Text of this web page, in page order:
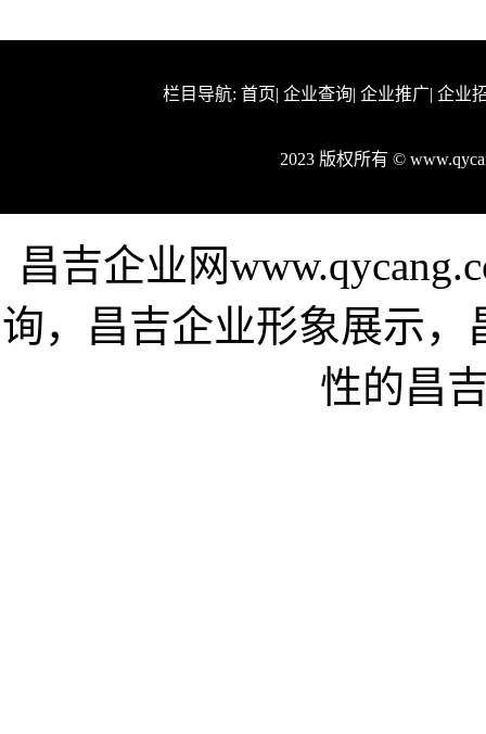
栏目导航: 首页| 企业查询| 企业推广| 企业
2023 版权所有 ©
昌吉企业网
询，昌吉企业形象展示
性的昌